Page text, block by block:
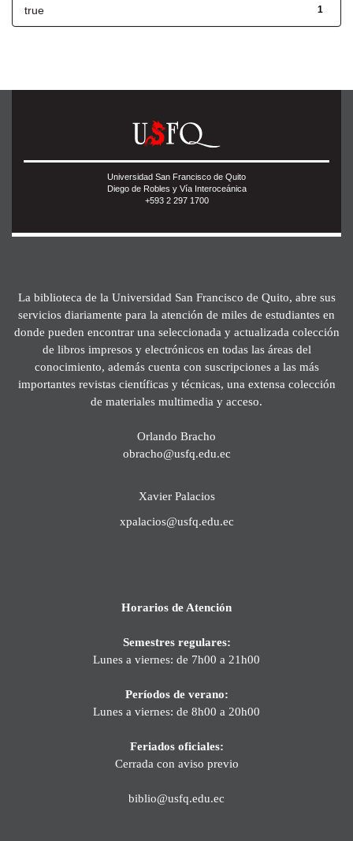
1
true
Universidad San Francisco de Quito
Diego de Robles y Vía Interoceánica
+593 2 297 1700
La biblioteca de la Universidad San Francisco de Quito, abre sus
servicios diariamente para la atención de miles de estudiantes en
donde pueden encontrar una seleccionada y actualizada colección
de libros impresos y electrónicos en todas las áreas del
conocimiento, además cuenta con suscripciones a las más
importantes revistas científicas y técnicas, una extensa colección
de materiales multimedia y acceso.
Orlando Bracho
obracho@usfq.edu.ec
Xavier Palacios
xpalacios@usfq.edu.ec
Horarios de Atención
Semestres regulares:
Lunes a viernes: de 7h00 a 21h00
Períodos de verano:
Lunes a viernes: de 8h00 a 20h00
Feriados oficiales:
Cerrada con aviso previo
biblio@usfq.edu.ec